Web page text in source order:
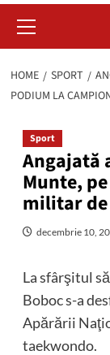
Menu
HOME SPORT
PODIUM LA
Sport
Angajată
Munte,
militar
decembrie 10,
La sfârşitul
Boboc s-a
Apărării
taekwondo.